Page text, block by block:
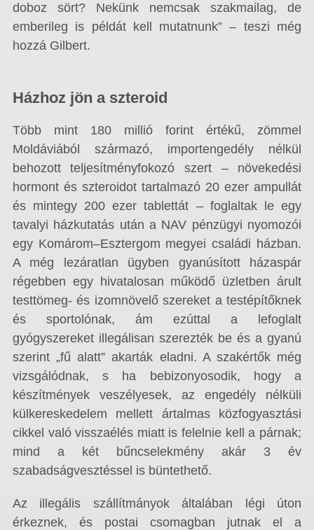
doboz sört? Nekünk nemcsak szakmailag, de
emberileg is példát kell mutatnunk” – teszi még
hozzá Gilbert.
Házhoz jön a szteroid
Több mint 180 millió forint értékű, zömmel
Moldáviából származó, importengedély nélkül
behozott teljesítményfokozó szert – növekedési
hormont és szteroidot tartalmazó 20 ezer ampullát
és mintegy 200 ezer tablettát – foglaltak le egy
tavalyi házkutatás után a NAV pénzügyi nyomozói
egy Komárom–Esztergom megyei családi házban.
A még lezáratlan ügyben gyanúsított házaspár
régebben egy hivatalosan működő üzletben árult
testtömeg- és izomnövelő szereket a testépítőknek
és sportolónak, ám ezúttal a lefoglalt
gyógyszereket illegálisan szerezték be és a gyanú
szerint „fű alatt” akarták eladni. A szakértők még
vizsgálódnak, s ha bebizonyosodik, hogy a
készítmények veszélyesek, az engedély nélküli
külkereskedelem mellett ártalmas közfogyasztási
cikkel való visszaélés miatt is felelnie kell a párnak;
mind a két bűncselekmény akár 3 év
szabadságvesztéssel is büntethető.
Az illegális szállítmányok általában légi úton
érkeznek, és postai csomagban jutnak el a